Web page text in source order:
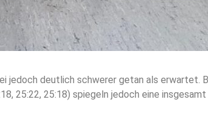
jedoch deutlich schwerer getan als erwartet.
25:22, 25:18) spiegeln jedoch eine insgesamt